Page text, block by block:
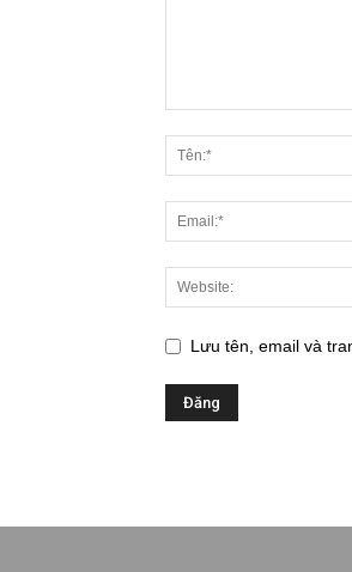
Lưu tên, email và